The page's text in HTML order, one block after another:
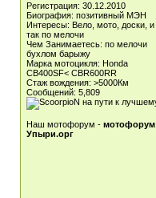
Регистрация: 30.12.2010
Биография: позитивный МЭН
Интересы: Вело, мото, доски, и
так по мелочи
Чем Занимаетесь: по мелочи
бухлом барыжу
Марка мотоцикля: Honda
CB400SF< CBR600RR
Стаж вождения: >5000Км
Сообщений: 5,809
Наш мотофорум - мотофорум
Упыри.орг